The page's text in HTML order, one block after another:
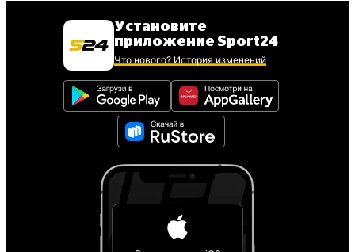
Установите
приложение Sport24
Что нового? История изменений